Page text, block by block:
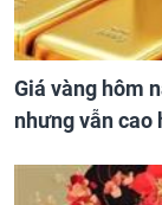
Giá vàng hôm
nhưng vẫn